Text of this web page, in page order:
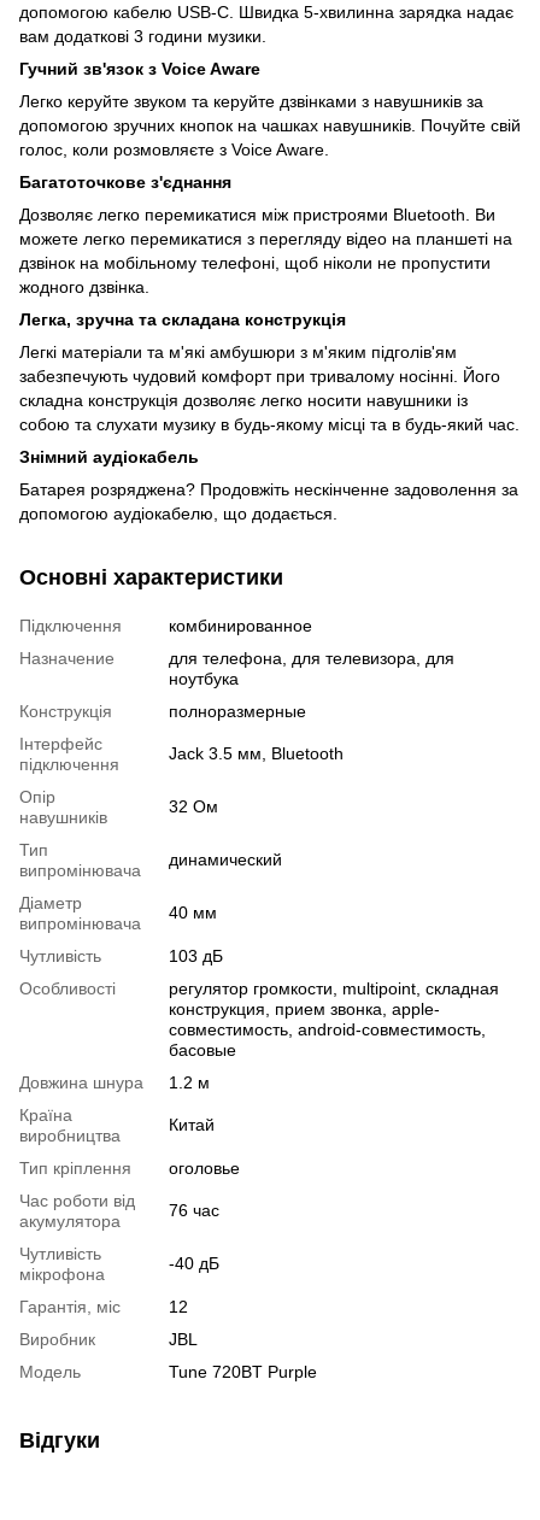
допомогою кабелю USB-C. Швидка 5-хвилинна зарядка надає
вам додаткові 3 години музики.
Гучний зв'язок з Voice Aware
Легко керуйте звуком та керуйте дзвінками з навушників за
допомогою зручних кнопок на чашках навушників. Почуйте свій
голос, коли розмовляєте з Voice Aware.
Багатоточкове з'єднання
Дозволяє легко перемикатися між пристроями Bluetooth. Ви
можете легко перемикатися з перегляду відео на планшеті на
дзвінок на мобільному телефоні, щоб ніколи не пропустити
жодного дзвінка.
Легка, зручна та складана конструкція
Легкі матеріали та м'які амбушюри з м'яким підголів'ям
забезпечують чудовий комфорт при тривалому носінні. Його
складна конструкція дозволяє легко носити навушники із
собою та слухати музику в будь-якому місці та в будь-який час.
Знімний аудіокабель
Батарея розряджена? Продовжіть нескінченне задоволення за
допомогою аудіокабелю, що додається.
Основні характеристики
Підключення
комбинированное
Назначение
для телефона, для телевизора, для
ноутбука
Конструкція
полноразмерные
Інтерфейс
підключення
Jack 3.5 мм, Bluetooth
Опір
навушників
32 Ом
Тип
випромінювача
динамический
Діаметр
випромінювача
40 мм
Чутливість
103 дБ
Особливості
регулятор громкости, multipoint, складная
конструкция, прием звонка, apple-
совместимость, android-совместимость,
басовые
Довжина шнура
1.2 м
Країна
виробництва
Китай
Тип кріплення
оголовье
Час роботи від
акумулятора
76 час
Чутливість
мікрофона
-40 дБ
Гарантія, міс
12
Виробник
JBL
Модель
Tune 720BT Purple
Відгуки